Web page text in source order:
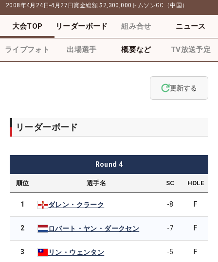
2008年4月24日-4月27日賞金総額 $2,300,000 トムソンGC（中国）
大会TOP リーダーボード 組み合せ ニュース
ライブフォト 出場選手 概要など TV放送予定
更新する
リーダーボード
Round 4
順位 選手名 SC HOLE
1 ダレン・クラーク -8 F
2 ロバート・ヤン・ダークセン -7 F
3 リン・ウェンタン -5 F